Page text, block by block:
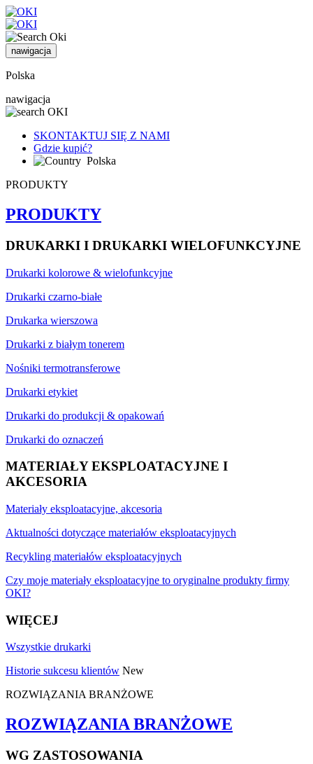
nawigacja
Polska
nawigacja
SKONTAKTUJ SIĘ Z NAMI
Gdzie kupić?
Polska
PRODUKTY
PRODUKTY
DRUKARKI I DRUKARKI WIELOFUNKCYJNE
Drukarki kolorowe & wielofunkcyjne
Drukarki czarno-białe
Drukarka wierszowa
Drukarki z białym tonerem
Nośniki termotransferowe
Drukarki etykiet
Drukarki do produkcji & opakowań
Drukarki do oznaczeń
MATERIAŁY EKSPLOATACYJNE I
AKCESORIA
Materiały eksploatacyjne, akcesoria
Aktualności dotyczące materiałów eksploatacyjnych
Recykling materiałów eksploatacyjnych
Czy moje materiały eksploatacyjne to oryginalne produkty firmy
OKI?
WIĘCEJ
Wszystkie drukarki
Historie sukcesu klientów New
ROZWIĄZANIA BRANŻOWE
ROZWIĄZANIA BRANŻOWE
WG ZASTOSOWANIA